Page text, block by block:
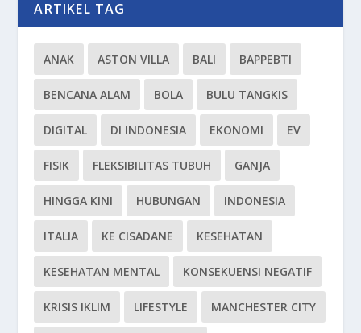
ARTIKEL TAG
ANAK ASTON VILLA BALI BAPPEBTI
BENCANA ALAM BOLA BULU TANGKIS
DIGITAL DI INDONESIA EKONOMI EV
FISIK FLEKSIBILITAS TUBUH GANJA
HINGGA KINI HUBUNGAN INDONESIA
ITALIA KE CISADANE KESEHATAN
KESEHATAN MENTAL KONSEKUENSI NEGATIF
KRISIS IKLIM LIFESTYLE MANCHESTER CITY